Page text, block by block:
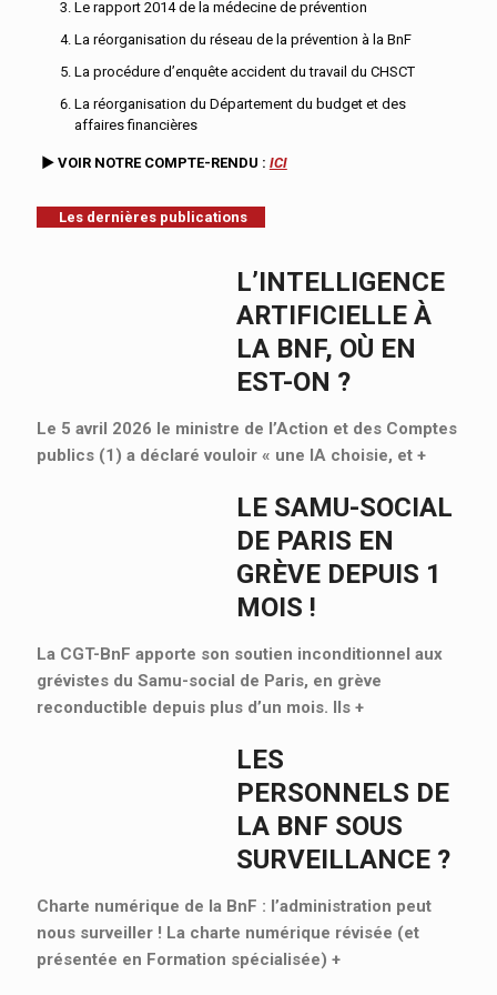
Le rapport 2014 de la médecine de prévention
La réorganisation du réseau de la prévention à la BnF
La procédure d’enquête accident du travail du CHSCT
La réorganisation du Département du budget et des
affaires financières
► VOIR NOTRE COMPTE-RENDU : ICI
Les dernières publications
L’INTELLIGENCE
ARTIFICIELLE À
LA BNF, OÙ EN
EST-ON ?
Le 5 avril 2026 le ministre de l’Action et des Comptes
publics (1) a déclaré vouloir « une IA choisie, et +
LE SAMU-SOCIAL
DE PARIS EN
GRÈVE DEPUIS 1
MOIS !
La CGT-BnF apporte son soutien inconditionnel aux
grévistes du Samu-social de Paris, en grève
reconductible depuis plus d’un mois. Ils +
LES
PERSONNELS DE
LA BNF SOUS
SURVEILLANCE ?
Charte numérique de la BnF : l’administration peut
nous surveiller ! La charte numérique révisée (et
présentée en Formation spécialisée) +